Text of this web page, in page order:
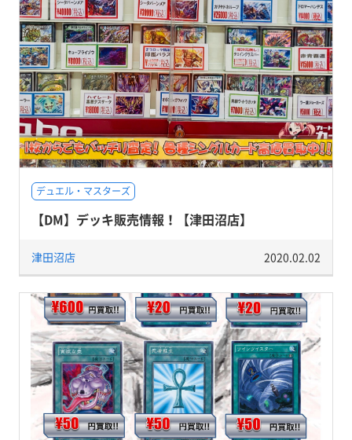
デュエル・マスターズ
【DM】デッキ販売情報！【津田沼店】
津田沼店 2020.02.02